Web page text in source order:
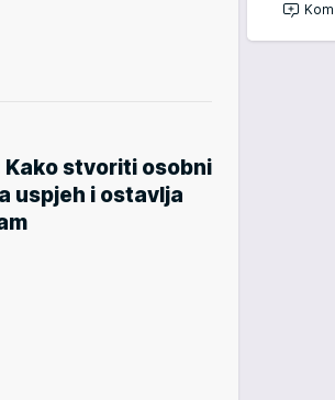
Kako stvoriti osobni
uspjeh i ostavlja